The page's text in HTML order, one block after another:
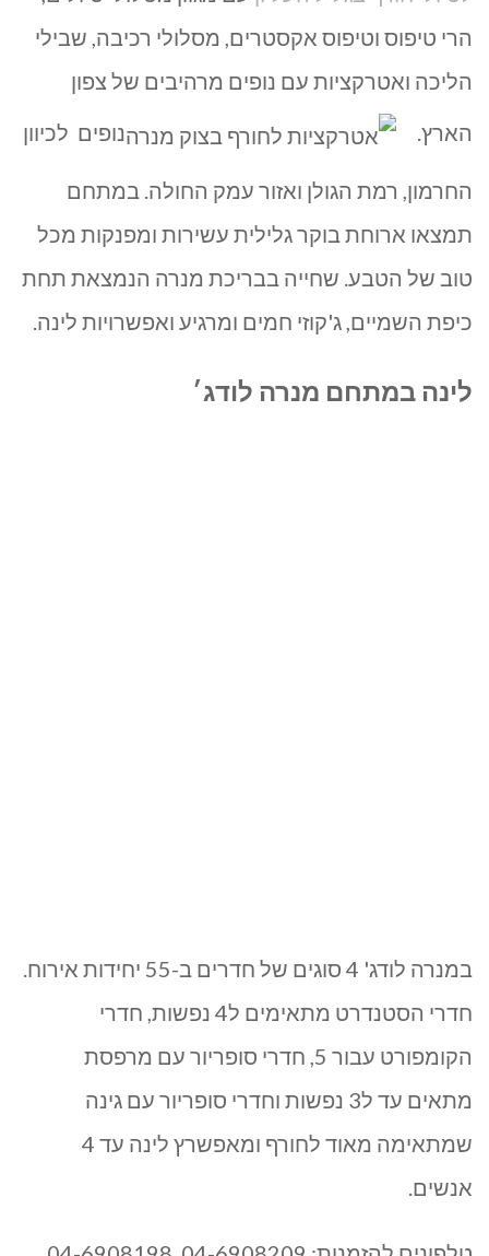
הרי טיפוס וטיפוס אקסטרים, מסלולי רכיבה, שבילי
הליכה ואטרקציות עם נופים מרהיבים של צפון
הארץ.
נופים לכיוון
החרמון, רמת הגולן ואזור עמק החולה. במתחם
תמצאו ארוחת בוקר גלילית עשירות ומפנקות מכל
טוב של הטבע. שחייה בבריכת מנרה הנמצאת תחת
כיפת השמיים, ג'קוזי חמים ומרגיע ואפשרויות לינה.
לינה במתחם מנרה לודג׳
במנרה לודג' 4 סוגים של חדרים ב-55 יחידות אירוח.
חדרי הסטנדרט מתאימים ל4 נפשות, חדרי
הקומפורט עבור 5, חדרי סופריור עם מרפסת
מתאים עד ל3 נפשות וחדרי סופריור עם גינה
שמתאימה מאוד לחורף ומאפשרץ לינה עד 4
אנשים.